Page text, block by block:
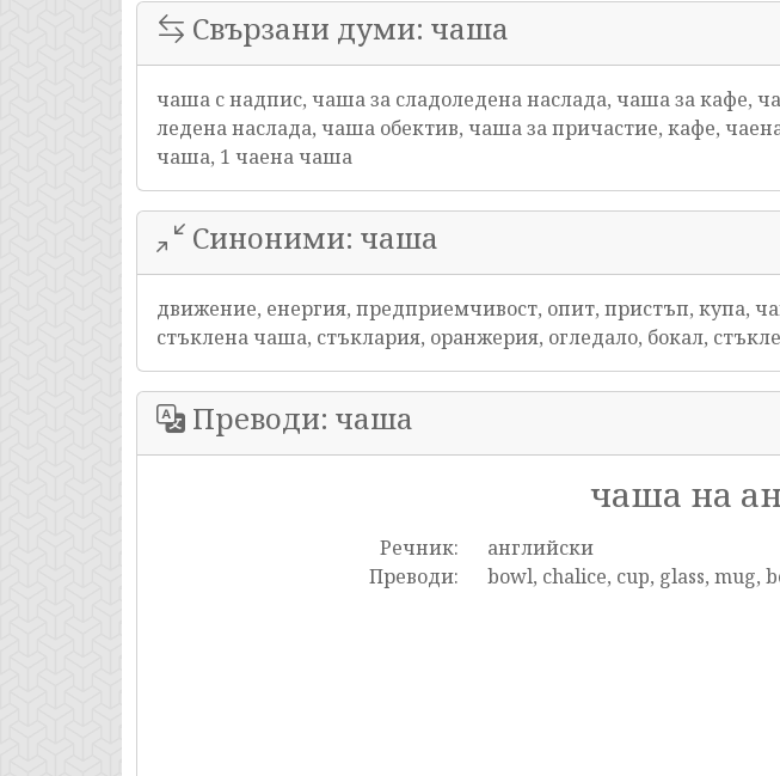
Свързани думи: чаша
чаша с надпис, чаша за сладоледена наслада, чаша за кафе,
ледена наслада, чаша обектив, чаша за причастие, кафе,
чаша, 1 чаена чаша
Синоними: чаша
движение, енергия, предприемчивост, опит, пристъп, купа,
стъклена чаша, стъклария, оранжерия, огледало, бокал,
Преводи: чаша
чаша на
Речник:
английски
Преводи:
bowl, chalice, cup, glass, mug,